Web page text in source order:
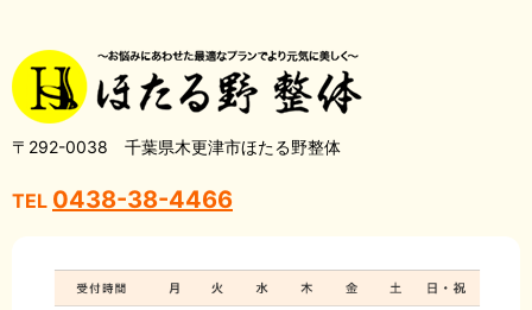
〒292-0038 千葉県木更津市ほたる野整体
TEL 0438-38-4466